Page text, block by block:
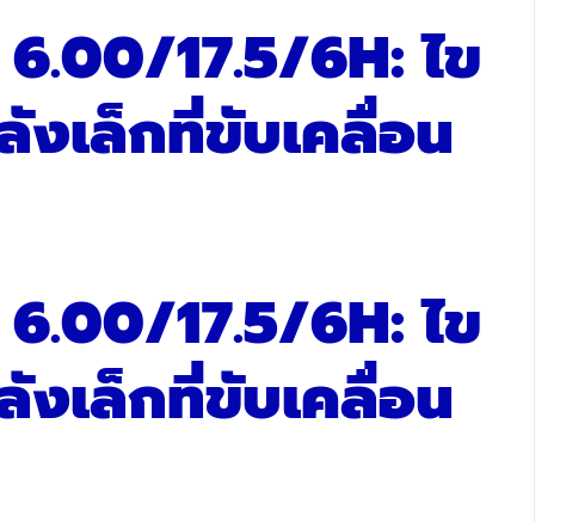
17.5/6H: ไข
เล็กที่ขับเคลื่อน
17.5/6H: ไข
เล็กที่ขับเคลื่อน